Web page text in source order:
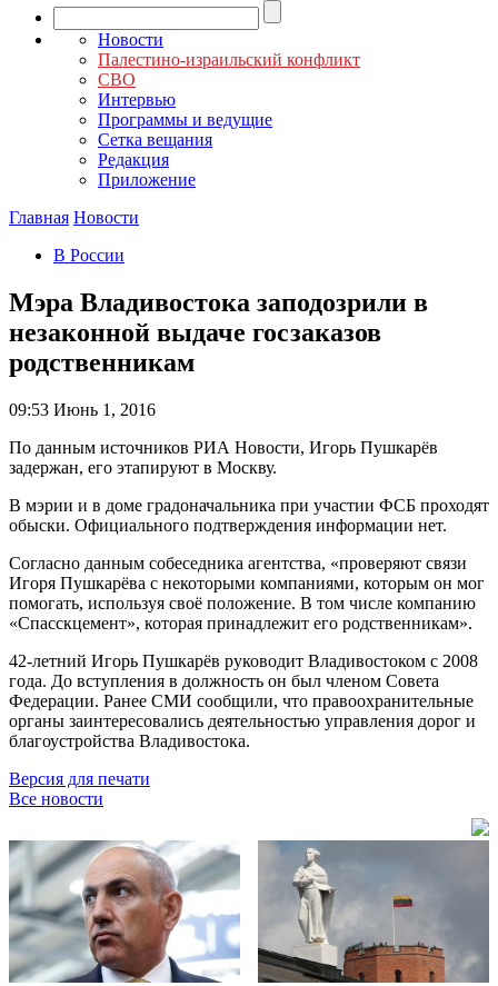
Новости
Палестино-израильский конфликт
СВО
Интервью
Программы и ведущие
Сетка вещания
Редакция
Приложение
Главная Новости
В России
Мэра Владивостока заподозрили в
незаконной выдаче госзаказов
родственникам
09:53 Июнь 1, 2016
По данным источников РИА Новости, Игорь Пушкарёв
задержан, его этапируют в Москву.
В мэрии и в доме градоначальника при участии ФСБ проходят
обыски. Официального подтверждения информации нет.
Согласно данным собеседника агентства, «проверяют связи
Игоря Пушкарёва с некоторыми компаниями, которым он мог
помогать, используя своё положение. В том числе компанию
«Спасскцемент», которая принадлежит его родственникам».
42-летний Игорь Пушкарёв руководит Владивостоком с 2008
года. До вступления в должность он был членом Совета
Федерации. Ранее СМИ сообщили, что правоохранительные
органы заинтересовались деятельностью управления дорог и
благоустройства Владивостока.
Версия для печати
Все новости